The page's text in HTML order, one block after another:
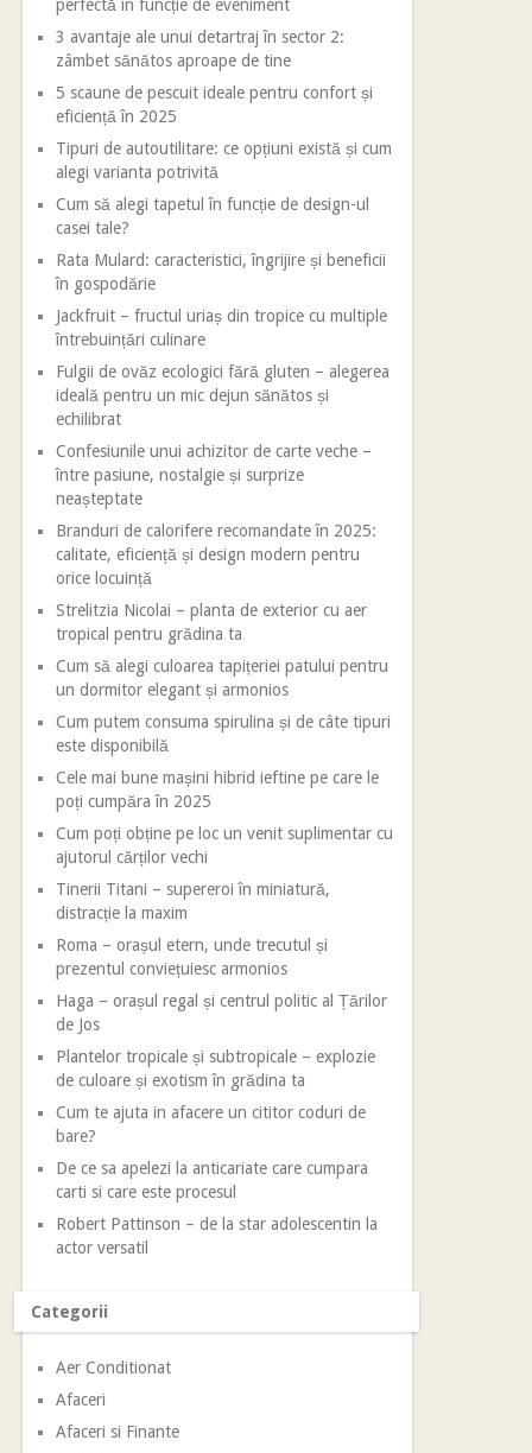
perfectă în funcție de eveniment
3 avantaje ale unui detartraj în sector 2:
zâmbet sănătos aproape de tine
5 scaune de pescuit ideale pentru confort și
eficiență în 2025
Tipuri de autoutilitare: ce opțiuni există și cum
alegi varianta potrivită
Cum să alegi tapetul în funcție de design-ul
casei tale?
Rata Mulard: caracteristici, îngrijire și beneficii
în gospodărie
Jackfruit – fructul uriaș din tropice cu multiple
întrebuințări culinare
Fulgii de ovăz ecologici fără gluten – alegerea
ideală pentru un mic dejun sănătos și
echilibrat
Confesiunile unui achizitor de carte veche –
între pasiune, nostalgie și surprize
neașteptate
Branduri de calorifere recomandate în 2025:
calitate, eficiență și design modern pentru
orice locuință
Strelitzia Nicolai – planta de exterior cu aer
tropical pentru grădina ta
Cum să alegi culoarea tapițeriei patului pentru
un dormitor elegant și armonios
Cum putem consuma spirulina și de câte tipuri
este disponibilă
Cele mai bune mașini hibrid ieftine pe care le
poți cumpăra în 2025
Cum poți obține pe loc un venit suplimentar cu
ajutorul cărților vechi
Tinerii Titani – supereroi în miniatură,
distracție la maxim
Roma – orașul etern, unde trecutul și
prezentul conviețuiesc armonios
Haga – orașul regal și centrul politic al Țărilor
de Jos
Plantelor tropicale și subtropicale – explozie
de culoare și exotism în grădina ta
Cum te ajuta in afacere un cititor coduri de
bare?
De ce sa apelezi la anticariate care cumpara
carti si care este procesul
Robert Pattinson – de la star adolescentin la
actor versatil
Categorii
Aer Conditionat
Afaceri
Afaceri si Finante